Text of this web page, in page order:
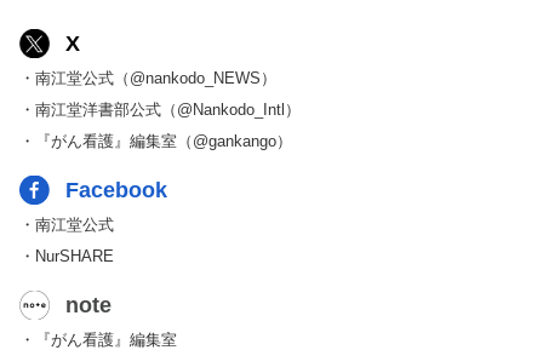
X
・南江堂公式（@nankodo_NEWS）
・南江堂洋書部公式（@Nankodo_Intl）
・『がん看護』編集室（@gankango）
Facebook
・南江堂公式
・NurSHARE
note
・『がん看護』編集室